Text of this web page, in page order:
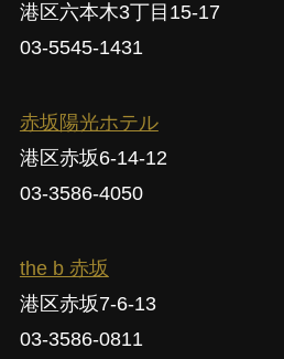
港区六本木3丁目15-17
03-5545-1431
赤坂陽光ホテル
港区赤坂6-14-12
03-3586-4050
the b 赤坂
港区赤坂7-6-13
03-3586-0811